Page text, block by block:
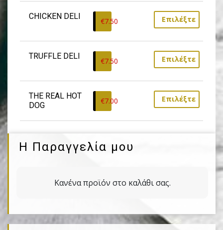
CHICKEN DELI
€7.50 Επιλέξτε
TRUFFLE DELI
€7.50 Επιλέξτε
THE REAL HOT
DOG
€7.00 Επιλέξτε
Η Παραγγελία μου
Κανένα προϊόν στο καλάθι σας.